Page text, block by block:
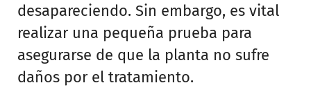
desapareciendo. Sin embargo, es vital
realizar una pequeña prueba para
asegurarse de que la planta no sufre
daños por el tratamiento.